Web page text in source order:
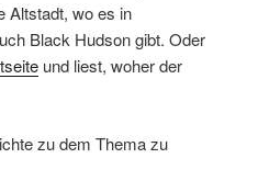
Altstadt, wo es in
Black Hudson gibt. Oder
und liest, woher der
zu dem Thema zu